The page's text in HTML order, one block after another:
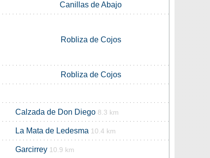
Canillas de Abajo
Robliza de Cojos
Robliza de Cojos
Calzada de Don Diego 8.3 km
La Mata de Ledesma 10.4 km
Garcirrey 10.9 km